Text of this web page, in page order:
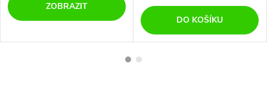
ZOBRAZIT
DO KOŠÍKU